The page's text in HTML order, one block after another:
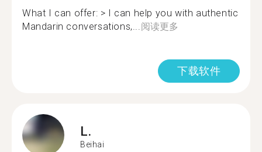
What I can offer: > I can help you with authentic
Mandarin conversations,...阅读更多
下载软件
L.
Beihai